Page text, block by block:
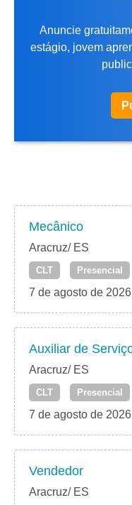
Anuncie
estágio, jovem
Mecânico
Aracruz/ ES
CLT Presencial
7 de agosto de 2026
Auxiliar de
Aracruz/ ES
CLT Presencial
7 de agosto de 2026
Vendedor
Aracruz/ ES